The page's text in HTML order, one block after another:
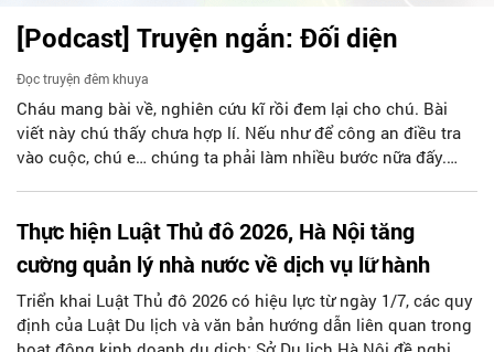
[Podcast] Truyện ngắn: Đối diện
Đọc truyện đêm khuya
Cháu mang bài về, nghiên cứu kĩ rồi đem lại cho chú. Bài
viết này chú thấy chưa hợp lí. Nếu như để công an điều tra
vào cuộc, chú e… chúng ta phải làm nhiều bước nữa đấy.
phóng sự của mình bị Tổng biên tập kêu lên để trả lại...
Thực hiện Luật Thủ đô 2026, Hà Nội tăng
cường quản lý nhà nước về dịch vụ lữ hành
Triển khai Luật Thủ đô 2026 có hiệu lực từ ngày 1/7, các quy
định của Luật Du lịch và văn bản hướng dẫn liên quan trong